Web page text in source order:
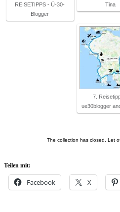
REISETIPPS - Ü-30-
Blogger
Tina
7.
ue30blogger
The collection has closed. Let
Teilen mit:
Facebook X